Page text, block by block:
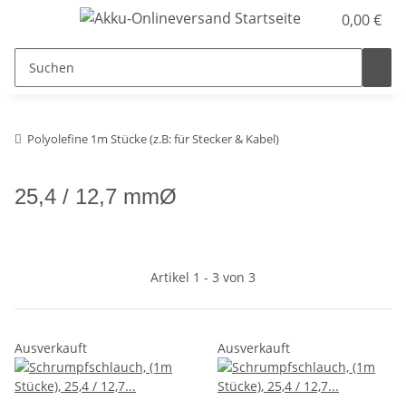
0,00 €
Polyolefine 1m Stücke (z.B: für Stecker & Kabel)
25,4 / 12,7 mmØ
Artikel 1 - 3 von 3
Ausverkauft Ausverkauft